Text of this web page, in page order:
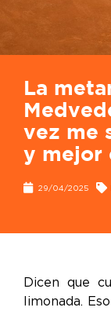
La
vez me
y mejor
29/04/2025
Dicen que
limonada.